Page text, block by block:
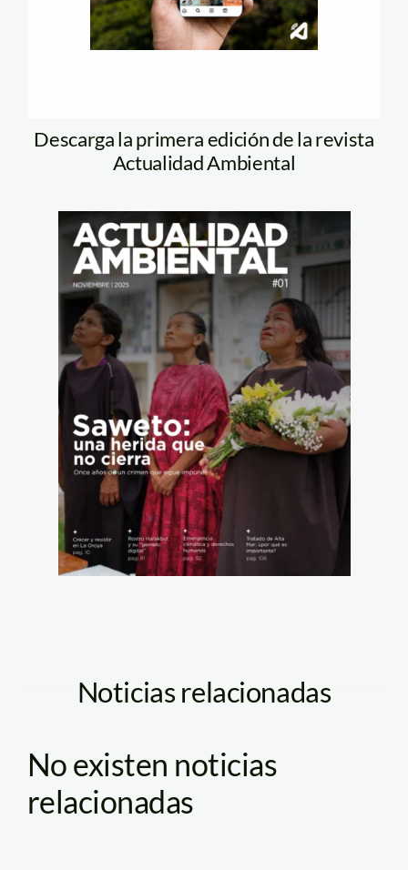
Descarga la primera edición de la revista
Actualidad Ambiental
Noticias relacionadas
No existen noticias
relacionadas